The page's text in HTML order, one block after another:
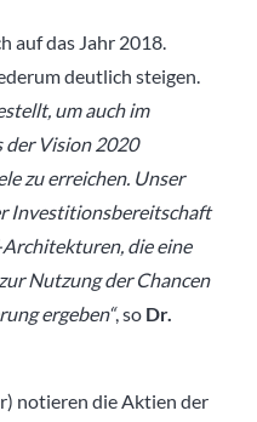
auf das Jahr 2018.
deutlich steigen.
um auch im
der Vision 2020
zu erreichen. Unser
Investitionsbereitschaft
die eine
Nutzung der Chancen
ergeben“, so Dr.
notieren die Aktien der